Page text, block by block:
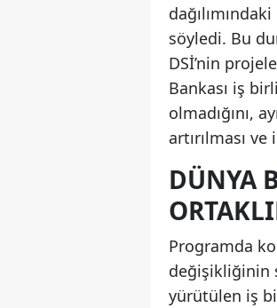
söyledi. Bu
DSİ’nin
Bankası iş
olmadığını,
artırılması
DÜNYA
Programda
değişikliğinin
yürütülen iş